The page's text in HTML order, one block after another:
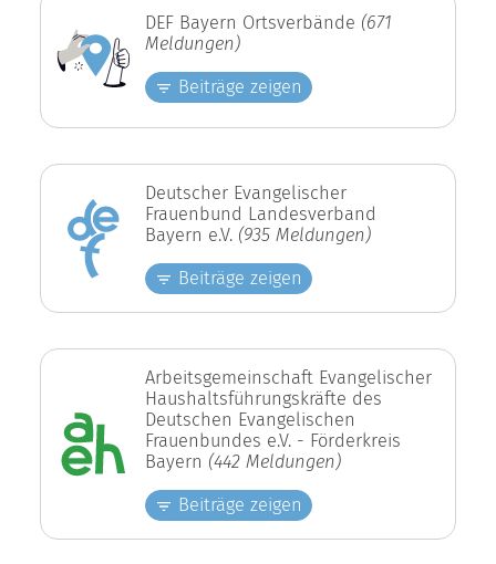
DEF Bayern Ortsverbände (671
Meldungen)
Beiträge zeigen
Deutscher Evangelischer
Frauenbund Landesverband
Bayern e.V. (935 Meldungen)
Beiträge zeigen
Arbeitsgemeinschaft Evangelischer
Haushaltsführungskräfte des
Deutschen Evangelischen
Frauenbundes e.V. - Förderkreis
Bayern (442 Meldungen)
Beiträge zeigen